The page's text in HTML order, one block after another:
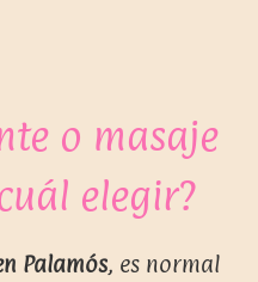
o masaje
elegir?
Palamós, es normal